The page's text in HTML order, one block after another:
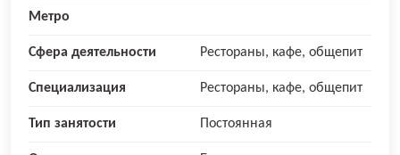
Метро
Сфера деятельности Рестораны, кафе, общепит
Специализация Рестораны, кафе, общепит
Тип занятости Постоянная